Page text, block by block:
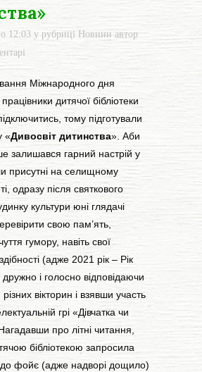
12:03 у рубриці Новини автор
Міжнародного дня
дитячої бібліотеки
тому підготували
«Дивосвіт дитинства». Аби
залишався гарний настрій у
присутні на селищному
одразу після святкового
культури юні глядачі
свою пам’ять,
гумору, навіть свої
(адже 2021 рік – Рік
і голосно відповідаючи
вікторин і взявши участь
грі «Дівчатка чи
про літні читання,
бібліотекою запросила
до фойє (адже надворі дощило)